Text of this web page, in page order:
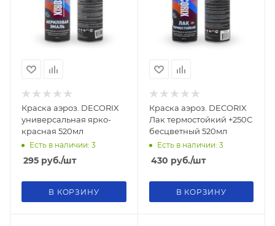
Краска аэроз. DECORIX
универсальная ярко-
красная 520мл
Есть в наличии: 3
295 руб./шт
В КОРЗИНУ
Краска аэроз. DECORIX
Лак термостойкий +250С
бесцветный 520мл
Есть в наличии: 3
430 руб./шт
В КОРЗИНУ